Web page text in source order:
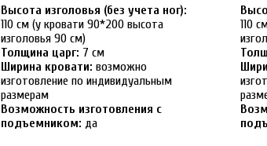
Высота изголовья (без учета ног):
110 см (у кровати 90*200 высота
изголовья 90 см)
Толщина царг: 7 см
Ширина кровати: возможно
изготовление по индивидуальным
размерам
Возможность изготовления с
подъемником: да
110